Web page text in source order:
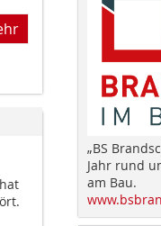
„BS
Jahr rund
am Bau.